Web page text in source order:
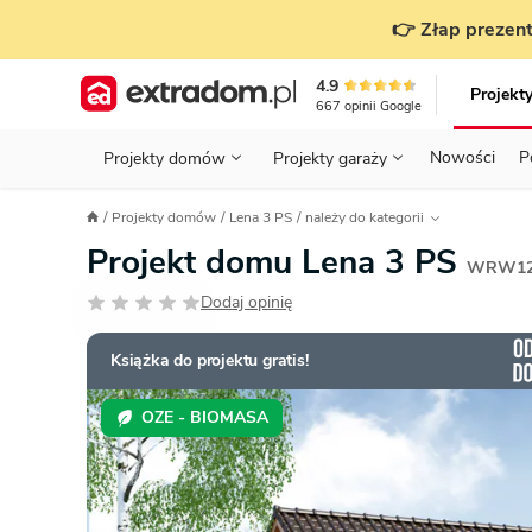
👉 Złap
4.9
667 opinii Google
Projekty domów Projekty garaży Nowości
Projekty domów Projekty garaży
Parterowe Piętrowe
KONDYGNACJE
POWIERZCHNIA
GARAŻ
DACH
KONSTRUKCJA
STYL
ZABUDOWA
STANOWISKA
TYP
Zobacz wszystkie kategorie
PRZED BUDOWĄ - ETAP 1
Działka
WYBIERAM PROJEKT - ETAP 2
BUDUJĘ DOM - ETAP 3
URZĄDZAM DOM - ETAP 4
PRZEPISY I FORMALNOŚCI
FINANSE I KOSZTY
OZE
Projekty domów Lena 3 PS należy do kategorii
Projekt domu Lena 3 PS
Dodaj opinię
OZE - BIOMASA
Książka do projektu gratis!